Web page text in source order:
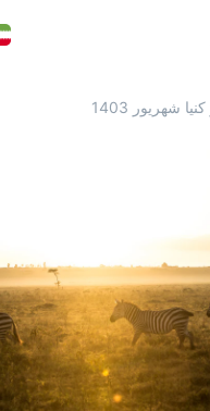
شهریور 1403